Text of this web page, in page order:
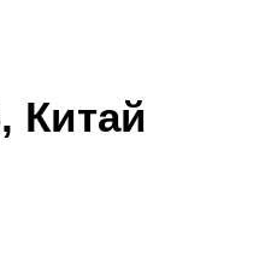
Китай